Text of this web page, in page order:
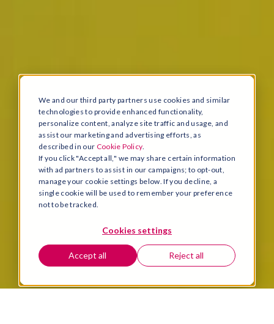
We and our third party partners use cookies and similar
technologies to provide enhanced functionality,
personalize content, analyze site traffic and usage, and
assist our marketing and advertising efforts, as
described in our Cookie Policy
If you click "Accept all," we may share certain information
with ad partners to assist in our campaigns; to opt-out,
manage your cookie settings below. If you decline, a
single cookie will be used to remember your preference
not to be tracked.
Cookies settings
Accept all Reject all